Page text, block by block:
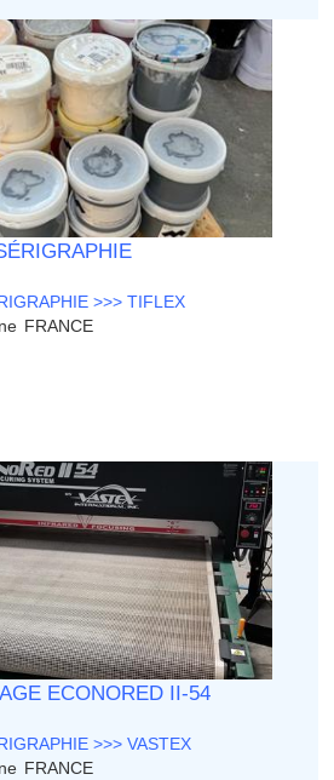
>>> TIFLEX
FRANCE
ECONORED II-54
>>> VASTEX
FRANCE